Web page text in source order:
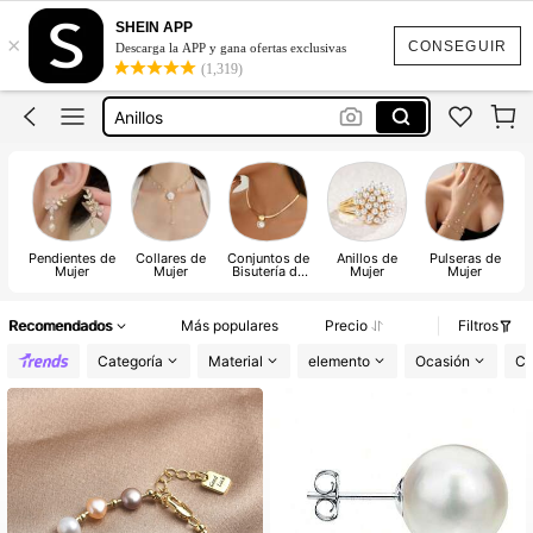
CONSEGUIR
×
SHEIN APP
Descarga la APP y gana ofertas exclusivas
(1,319)
Collares
Aretes
Anillos
Pulseras
Collares
Aretes
Pendientes de
Mujer
Collares de
Mujer
Conjuntos de
Bisutería de
Anillos de
Mujer
Pulseras de
Mujer
Recomendados Más populares Precio
Filtros
Categoría
Material elemento Ocasión